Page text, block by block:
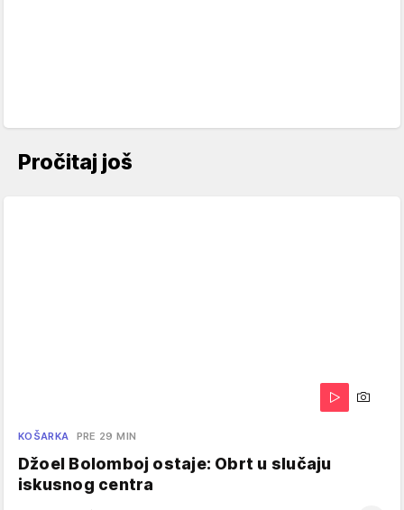
Pročitaj još
KOŠARKA PRE 29 MIN
Džoel Bolomboj ostaje: Obrt u slučaju
iskusnog centra